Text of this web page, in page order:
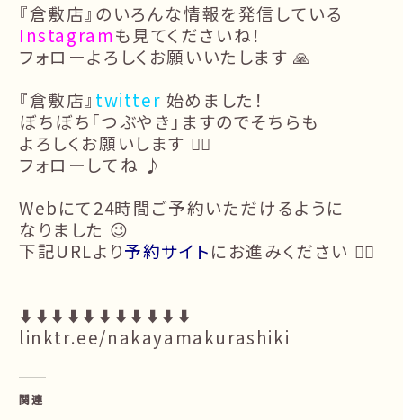
『倉敷店』のいろんな情報を発信している
Instagramも見てくださいね！
フォローよろしくお願いいたします 🙏
『倉敷店』 twitter 始めました！
ぼちぼち「つぶやき」ますのでそちらも
よろしくお願いします 🙇‍♂️
フォローしてね ♪
Webにて24時間ご予約いただけるように
なりました 😉
下記URLより予約サイトにお進みください 🙇‍♀️
⬇️⬇️⬇️⬇️⬇️⬇️⬇️⬇️⬇️⬇️⬇️
linktr.ee/nakayamakurashiki
関連